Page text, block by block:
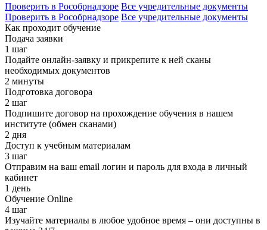
Проверить в Рособрнадзоре Все учредительные документы
Проверить в Рособрнадзоре Все учредительные документы
Как проходит обучение
Подача заявки
1 шаг
Подайте онлайн-заявку и прикрепите к ней сканы
необходимых документов
2 минуты
Подготовка договора
2 шаг
Подпишите договор на прохождение обучения в нашем
институте (обмен сканами)
2 дня
Доступ к учебным материалам
3 шаг
Отправим на ваш email логин и пароль для входа в личный
кабинет
1 день
Обучение Online
4 шаг
Изучайте материалы в любое удобное время – они доступны в